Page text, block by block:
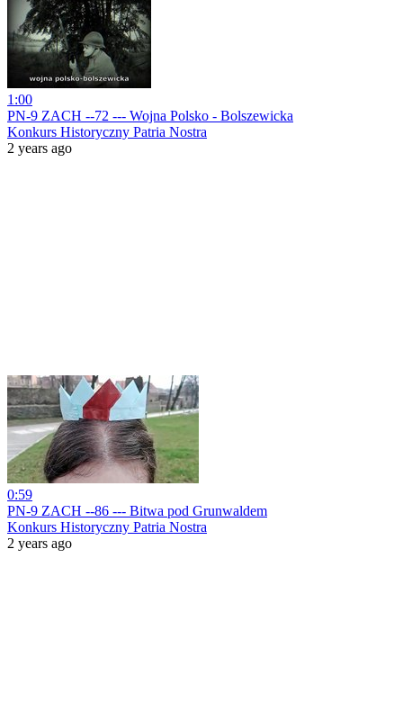
1:00
PN-9 ZACH --72 --- Wojna Polsko - Bolszewicka
Konkurs Historyczny Patria Nostra
2 years ago
0:59
PN-9 ZACH --86 --- Bitwa pod Grunwaldem
Konkurs Historyczny Patria Nostra
2 years ago